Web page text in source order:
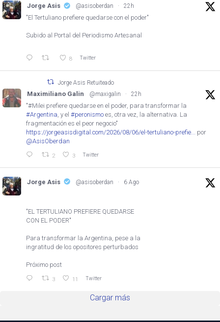
Jorge Asis @asisoberdan · 22h
"El Tertuliano prefiere quedarse con el poder"
Subido al Portal del Periodismo Artesanal
8 Twitter
Jorge Asis Retuiteado
Maximiliano Galin @maxigalin · 22h
"#Milei prefiere quedarse en el poder, para transformar la
#Argentina , y el #peronismo es, otra vez, la alternativa. La
fragmentación es el peor negocio"
https://jorgeasisdigital.com/2026/08/06/el-tertuliano-prefie...
por
@AsisOberdan
2 3 Twitter
Jorge Asis @asisoberdan · 6 Ago
"EL TERTULIANO PREFIERE QUEDARSE
CON EL PODER"
Para transformar la Argentina, pese a la
ingratitud de los opositores perturbados
Próximo post
3 11 Twitter
Cargar más